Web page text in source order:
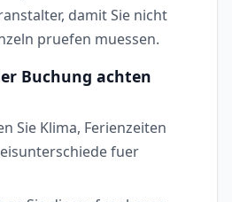
damit Sie nicht
pruefen muessen.
Buchung achten
Sie Klima, Ferienzeiten
fuer